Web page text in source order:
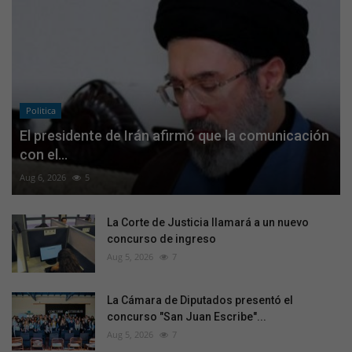
Politica
El presidente de Irán afirmó que la comunicación
con el...
Aug 6, 2026 5
La Corte de Justicia llamará a un nuevo
concurso de ingreso
Aug 5, 2026 7
La Cámara de Diputados presentó el
concurso "San Juan Escribe"...
Aug 5, 2026 7